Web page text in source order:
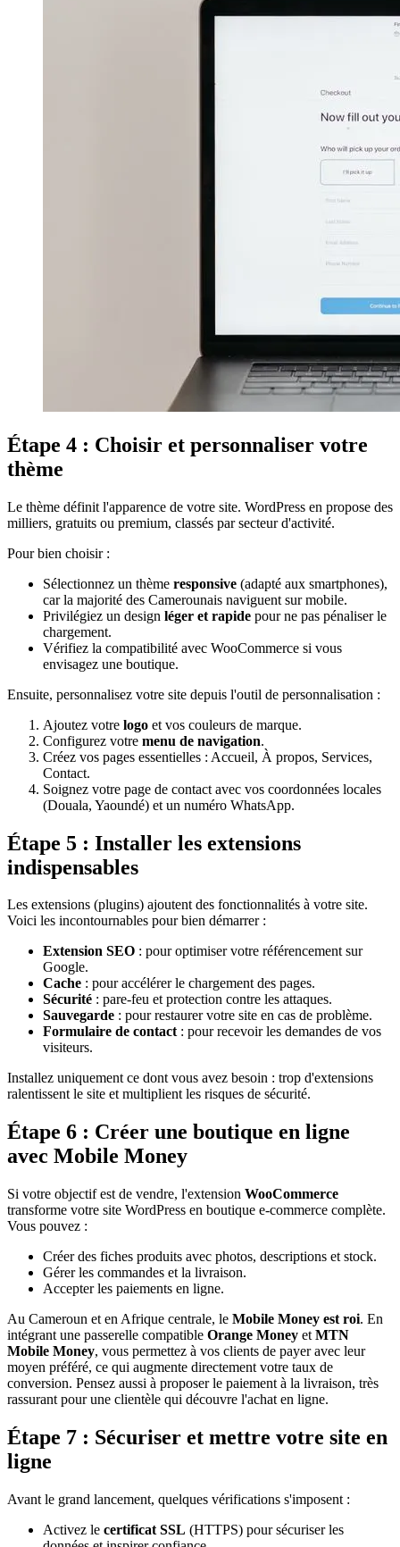
Étape 4 : Choisir et personnaliser votre
thème
Le thème définit l'apparence de votre site. WordPress en propose des
milliers, gratuits ou premium, classés par secteur d'activité.
Pour bien choisir :
Sélectionnez un thème responsive (adapté aux smartphones),
car la majorité des Camerounais naviguent sur mobile.
Privilégiez un design léger et rapide pour ne pas pénaliser le
chargement.
Vérifiez la compatibilité avec WooCommerce si vous
envisagez une boutique.
Ensuite, personnalisez votre site depuis l'outil de personnalisation :
Ajoutez votre logo et vos couleurs de marque.
Configurez votre menu de navigation.
Créez vos pages essentielles : Accueil, À propos, Services,
Contact.
Soignez votre page de contact avec vos coordonnées locales
(Douala, Yaoundé) et un numéro WhatsApp.
Étape 5 : Installer les extensions
indispensables
Les extensions (plugins) ajoutent des fonctionnalités à votre site.
Voici les incontournables pour bien démarrer :
Extension SEO : pour optimiser votre référencement sur
Google.
Cache : pour accélérer le chargement des pages.
Sécurité : pare-feu et protection contre les attaques.
Sauvegarde : pour restaurer votre site en cas de problème.
Formulaire de contact: pour recevoir les demandes de vos
visiteurs.
Installez uniquement ce dont vous avez besoin : trop d'extensions
ralentissent le site et multiplient les risques de sécurité.
Étape 6 : Créer une boutique en ligne
avec Mobile Money
Si votre objectif est de vendre, l'extension WooCommerce
transforme votre site WordPress en boutique e-commerce complète.
Vous pouvez :
Créer des fiches produits avec photos, descriptions et stock.
Gérer les commandes et la livraison.
Accepter les paiements en ligne.
Au Cameroun et en Afrique centrale, le Mobile Money est roi. En
intégrant une passerelle compatible Orange Money et MTN
Mobile Money, vous permettez à vos clients de payer avec leur
moyen préféré, ce qui augmente directement votre taux de
conversion. Pensez aussi à proposer le paiement à la livraison, très
rassurant pour une clientèle qui découvre l'achat en ligne.
Étape 7 : Sécuriser et mettre votre site en
ligne
Avant le grand lancement, quelques vérifications s'imposent :
Activez le certificat SSL (HTTPS) pour sécuriser les